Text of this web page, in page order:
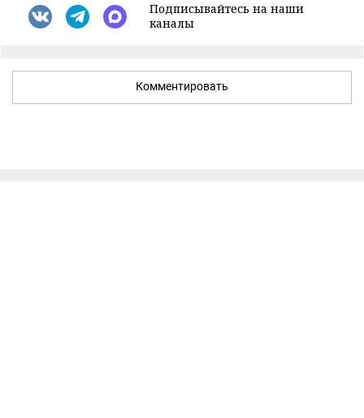
Подписывайтесь на наши
каналы
Комментировать